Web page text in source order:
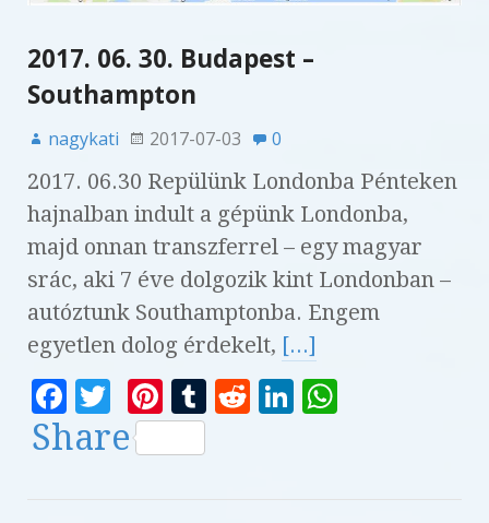
2017. 06. 30. Budapest –
Southampton
nagykati 2017-07-03 0
2017. 06.30 Repülünk Londonba Pénteken
hajnalban indult a gépünk Londonba,
majd onnan transzferrel – egy magyar
srác, aki 7 éve dolgozik kint Londonban –
autóztunk Southamptonba. Engem
egyetlen dolog érdekelt, [...]
F
a
T
w
Pi
n
te
T
R
Li
Share